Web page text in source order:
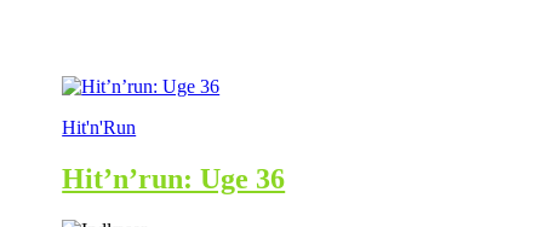
Hit'n'Run
Hit’n’run: Uge 36